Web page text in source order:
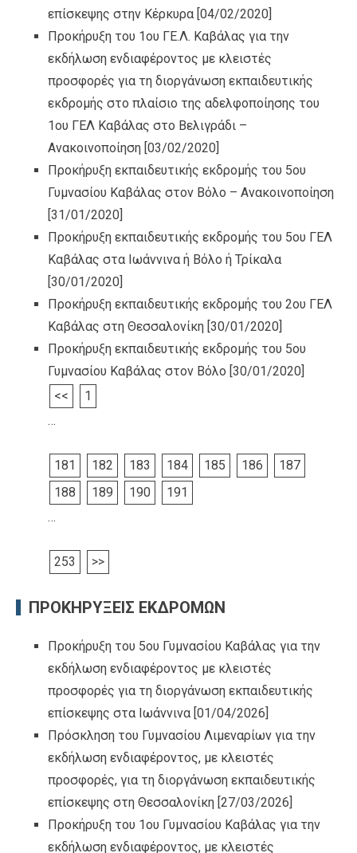
επίσκεψης στην Κέρκυρα [04/02/2020]
Προκήρυξη του 1ου ΓΕ.Λ. Καβάλας για την
εκδήλωση ενδιαφέροντος με κλειστές
προσφορές για τη διοργάνωση εκπαιδευτικής
εκδρομής στο πλαίσιο της αδελφοποίησης του
1ου ΓΕΛ Καβάλας στο Βελιγράδι –
Ανακοινοποίηση [03/02/2020]
Προκήρυξη εκπαιδευτικής εκδρομής του 5ου
Γυμνασίου Καβάλας στον Βόλο – Ανακοινοποίηση
[31/01/2020]
Προκήρυξη εκπαιδευτικής εκδρομής του 5ου ΓΕΛ
Καβάλας στα Ιωάννινα ή Βόλο ή Τρίκαλα
[30/01/2020]
Προκήρυξη εκπαιδευτικής εκδρομής του 2ου ΓΕΛ
Καβάλας στη Θεσσαλονίκη [30/01/2020]
Προκήρυξη εκπαιδευτικής εκδρομής του 5ου
Γυμνασίου Καβάλας στον Βόλο [30/01/2020]
<<
1
…
181 182 183 184 185 186
187
188
189 190
191
…
253 >>
ΠΡΟΚΗΡΥΞΕΙΣ ΕΚΔΡΟΜΩΝ
Προκήρυξη του 5ου Γυμνασίου Καβάλας για την
εκδήλωση ενδιαφέροντος με κλειστές
προσφορές για τη διοργάνωση εκπαιδευτικής
επίσκεψης στα Ιωάννινα [01/04/2026]
Πρόσκληση του Γυμνασίου Λιμεναρίων για την
εκδήλωση ενδιαφέροντος, με κλειστές
προσφορές, για τη διοργάνωση εκπαιδευτικής
επίσκεψης στη Θεσσαλονίκη [27/03/2026]
Προκήρυξη του 1ου Γυμνασίου Καβάλας για την
εκδήλωση ενδιαφέροντος, με κλειστές